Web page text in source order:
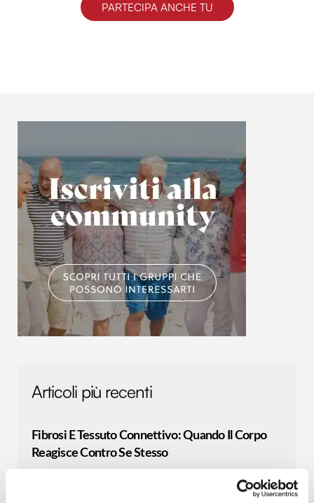
PARTECIPA ANCHE TU
Articoli più recenti
Fibrosi E Tessuto Connettivo: Quando Il Corpo
Reagisce Contro Se Stesso
Il tessuto connettivo è una delle strutture più
diffuse e decisive dell’organismo umano, ma